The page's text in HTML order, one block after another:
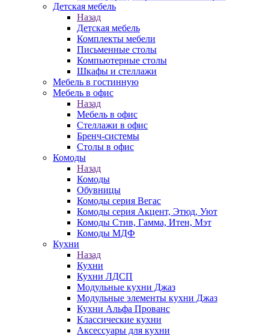
Детская мебель
Назад
Детская мебель
Комплекты мебели
Письменные столы
Компьютерные столы
Шкафы и стеллажи
Мебель в гостинную
Мебель в офис
Назад
Мебель в офис
Стеллажи в офис
Бренч-системы
Столы в офис
Комоды
Назад
Комоды
Обувницы
Комоды серия Вегас
Комоды серия Акцент, Этюд, Уют
Комоды Стив, Гамма, Итен, Мэт
Комоды МДФ
Кухни
Назад
Кухни
Кухни ЛДСП
Модульные кухни Джаз
Модульные элементы кухни Джаз
Кухни Альфа Прованс
Классические кухни
Аксессуары для кухни